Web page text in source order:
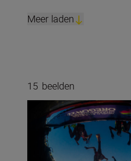
Meer laden
15 beelden